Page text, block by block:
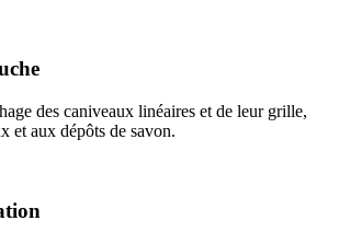
des caniveaux linéaires et de leur grille,
et aux dépôts de savon.